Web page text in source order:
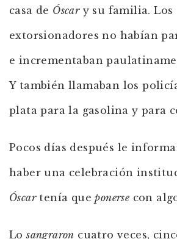
casa de Óscary su familia. Los
extorsionadores no habían
e incrementaban
Y también llamaban los
plata para la gasolina y para
Pocos días después le
haber una celebración
Óscartenía queponerse con
Losangraron cuatro veces,